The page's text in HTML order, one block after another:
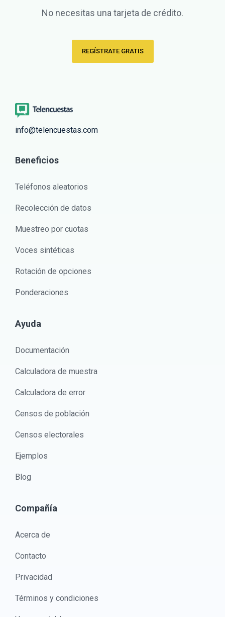
No necesitas una tarjeta de crédito.
REGÍSTRATE GRATIS
info@telencuestas.com
Beneficios
Teléfonos aleatorios
Recolección de datos
Muestreo por cuotas
Voces sintéticas
Rotación de opciones
Ponderaciones
Ayuda
Documentación
Calculadora de muestra
Calculadora de error
Censos de población
Censos electorales
Ejemplos
Blog
Compañía
Acerca de
Contacto
Privacidad
Términos y condiciones